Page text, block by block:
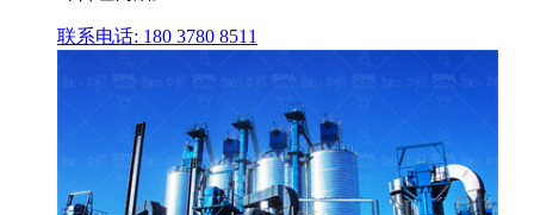
联系电话: 180 3780 8511